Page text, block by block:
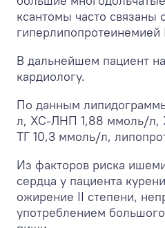
ксантомы часто связаны
гиперлипопротеинемией
В дальнейшем пациент
кардиологу.
По данным
л, ХС-ЛНП 1,88 ммоль/л,
ТГ 10,3 ммоль/л,
Из факторов риска
сердца у пациента
ожирение II степени,
употреблением